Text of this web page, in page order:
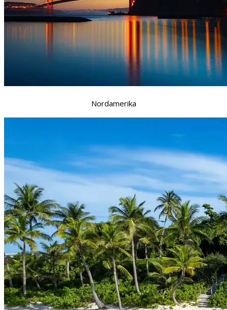
Nordamerika